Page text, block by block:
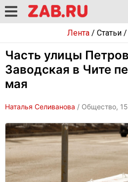
Лента/ Статьи/
Часть улицы
Заводская в Чите
мая
Наталья Селиванова / Общество,